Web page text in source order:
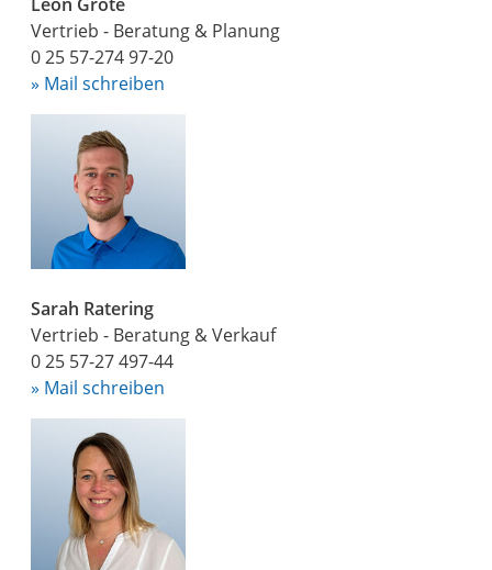
Vertrieb - Beratung & Planung
0 25 57-274 97-20
» Mail schreiben
Sarah Ratering
Vertrieb - Beratung & Verkauf
0 25 57-27 497-44
» Mail schreiben